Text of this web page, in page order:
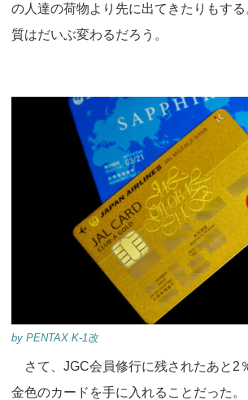
の人達の荷物より先に出てきたりもす
質はだいぶ変わるだろう。
by PENTAX K-1改
さて、JGC会員修行に残されたあと2
金色のカードを手に入れることだった。